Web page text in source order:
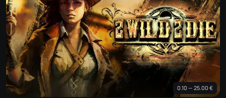
0.10 — 25.00 €